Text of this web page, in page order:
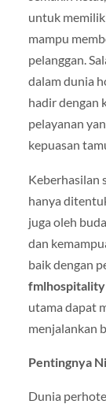
untuk
mampu
pelanggan.
dalam dunia
hadir dengan
pelayanan
kepuasan
Keberhasilan
hanya
juga oleh
dan
baik dengan
fmlhospitality
utama dapat
menjalankan
Pentingnya
Dunia